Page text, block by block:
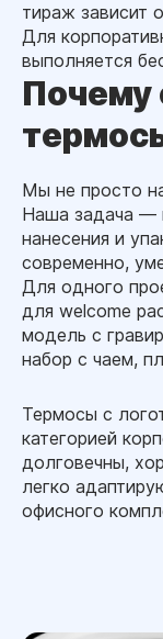
тираж зависит
Для
выполняется
Почему
Мы не просто
Наша задача —
нанесения и
современно,
Для одного
для welcome
модель с
набор с чаем,
Термосы с
категорией
долговечны,
легко
офисного